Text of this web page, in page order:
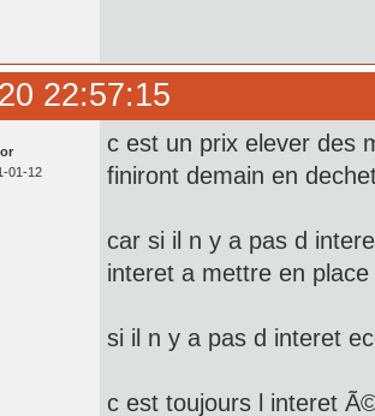
22:57:15
01-12
c est un prix elever des
finiront demain en
car si il n y a pas d
interet a mettre en
si il n y a pas d interet
c est toujours l interet